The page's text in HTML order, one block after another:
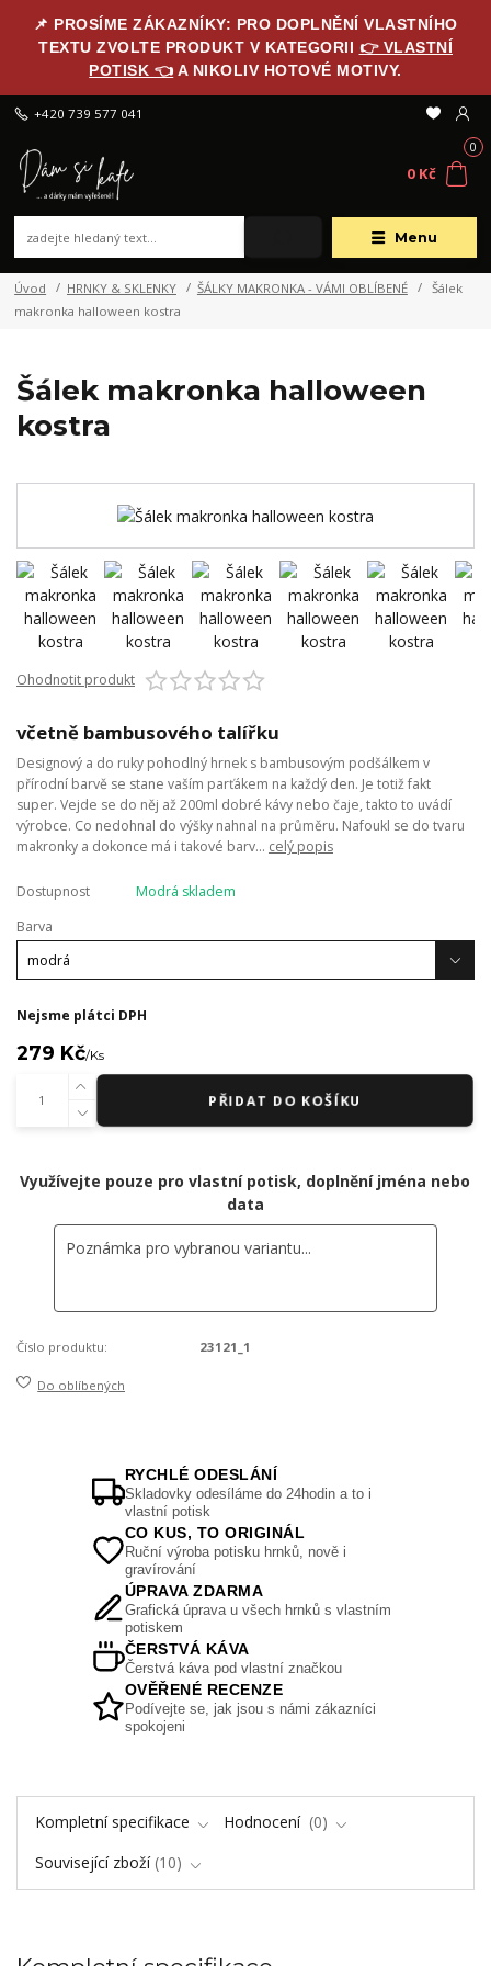
📌 PROSÍME ZÁKAZNÍKY: PRO DOPLNĚNÍ VLASTNÍHO
TEXTU ZVOLTE PRODUKT V KATEGORII 👉 VLASTNÍ
POTISK 👈 A NIKOLIV HOTOVÉ MOTIVY.
Menu
+420 739 577 041
0
0 Kč
Úvod HRNKY & SKLENKY ŠÁLKY MAKRONKA - VÁMI OBLÍBENÉ
Šálek
makronka halloween kostra
Šálek makronka halloween
kostra
Ohodnotit produkt
včetně bambusového talířku
Designový a do ruky pohodlný hrnek s bambusovým podšálkem v
přírodní barvě se stane vaším parťákem na každý den. Je totiž fakt
super. Vejde se do něj až 200ml dobré kávy nebo čaje, takto to uvádí
výrobce. Co nedohnal do výšky nahnal na průměru. Nafoukl se do tvaru
makronky a dokonce má i takové barv... celý popis
Dostupnost
Modrá skladem
Barva
Nejsme plátci DPH
279 Kč/Ks
PŘIDAT DO KOŠÍKU
Využívejte pouze pro vlastní potisk, doplnění jména nebo
data
Číslo produktu: 23121_1
Do oblíbených
RYCHLÉ ODESLÁNÍ
Skladovky odesíláme do 24hodin a to i
vlastní potisk
CO KUS, TO ORIGINÁL
Ruční výroba potisku hrnků, nově i
gravírování
ÚPRAVA ZDARMA
Grafická úprava u všech hrnků s vlastním
potiskem
ČERSTVÁ KÁVA
Čerstvá káva pod vlastní značkou
OVĚŘENÉ RECENZE
Podívejte se, jak jsou s námi zákazníci
spokojeni
Kompletní specifikace Hodnocení
0
Související zboží 10